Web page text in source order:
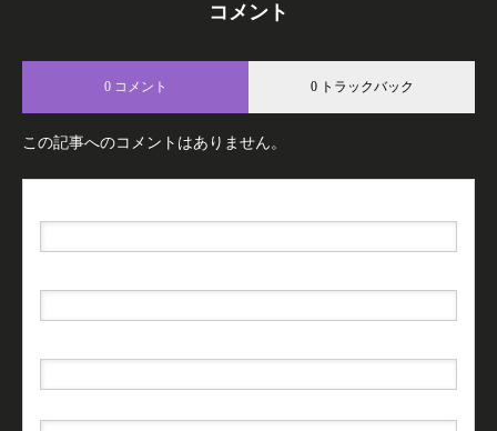
コメント
0 コメント 0 トラックバック
この記事へのコメントはありません。